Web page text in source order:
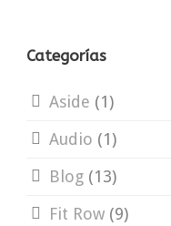
Categorías
Aside (1)
Audio (1)
Blog (13)
Fit Row (9)